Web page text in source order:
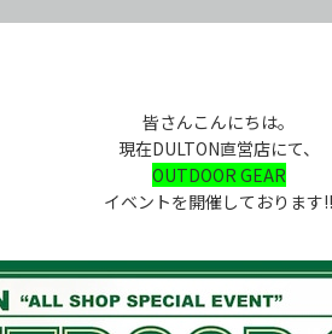
皆さんこんにちは。
現在DULTON直営店にて、
OUTDOOR GEAR
イベントを開催しております!!